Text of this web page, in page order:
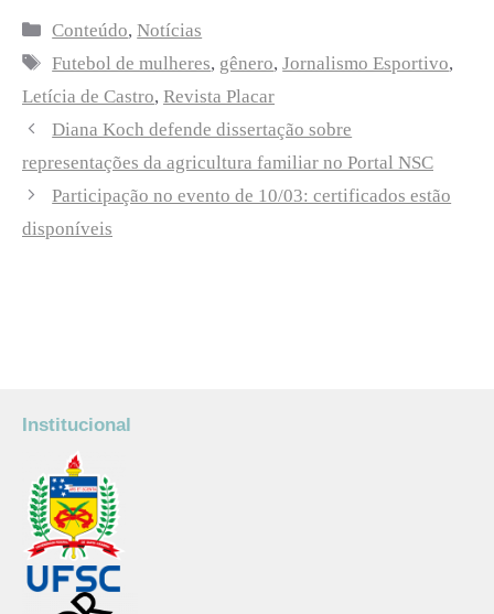
Categorias
Conteúdo,Notícias
Tags
Futebol de mulheres, gênero,Jornalismo Esportivo,
Letícia de Castro, Revista Placar
Diana Koch defende dissertação sobre
representações da agricultura familiar no Portal NSC
Participação no evento de 10/03: certificados estão
disponíveis
Institucional